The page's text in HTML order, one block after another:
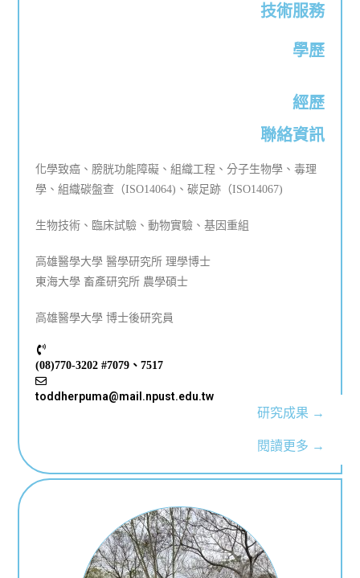
技術服務
學歷
經歷
聯絡資訊
化學致癌、膀胱功能障礙、組織工程、分子生物學、毒理
學、組織碳盤查（ISO14064)、碳足跡（ISO14067)
生物技術、臨床試驗、動物實驗、基因重組
高雄醫學大學 醫學研究所 理學博士
東海大學 畜產研究所 農學碩士
高雄醫學大學 博士後研究員
(08)770-3202 #7079、7517
toddherpuma@mail.npust.edu.tw
研究成果 →
閱讀更多 →